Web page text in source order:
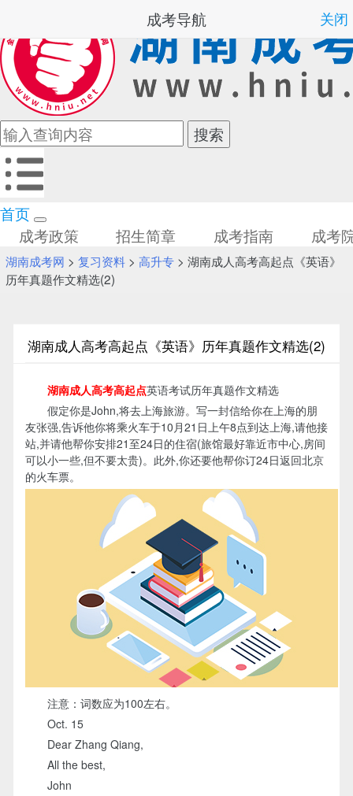
首页
成考政策
招生简章 成考指南 成考
湖南成考网 > 复习资料> 高升专> 湖南成人高考高起点《英语》
历年真题作文精选(2)
湖南成人高考高起点《英语》历年真题作文精选(2)
湖南成人高考高起点英语考试历年真题作文精选
假定你是John,将去上海旅游。写一封信给你在上海的朋
友张强,告诉他你将乘火车于10月21日上午8点到达上海,请他接
站,并请他帮你安排21至24日的住宿(旅馆最好靠近市中心,房间
可以小一些,但不要太贵)。此外,你还要他帮你订24日返回北京
的火车票。
注意：词数应为100左右。
Oct. 15
Dear Zhang Qiang,
All the best,
John
成考导航 关闭